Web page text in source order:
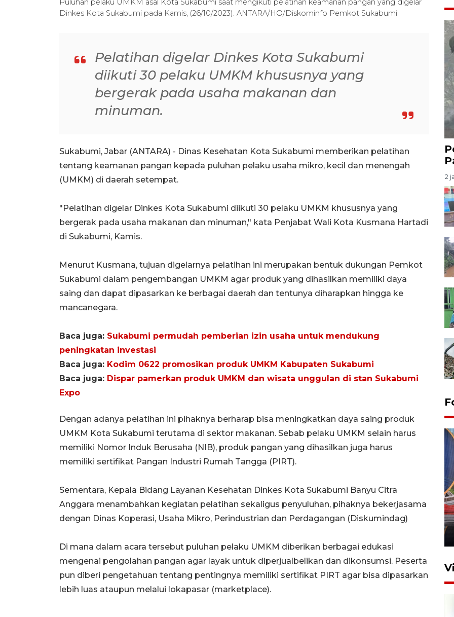
Puluhan pelaku UMKM asal Kota Sukabumi saat mengikuti pelatihan keamanan pangan yang digelar
Dinkes Kota Sukabumi pada Kamis, (26/10/2023). ANTARA/HO/Diskominfo Pemkot Sukabumi
Pelatihan digelar Dinkes Kota Sukabumi
diikuti 30 pelaku UMKM khususnya yang
bergerak pada usaha makanan dan
minuman.
Sukabumi, Jabar (ANTARA) - Dinas Kesehatan Kota Sukabumi memberikan pelatihan
tentang keamanan pangan kepada puluhan pelaku usaha mikro, kecil dan menengah
(UMKM) di daerah setempat.
"Pelatihan digelar Dinkes Kota Sukabumi diikuti 30 pelaku UMKM khususnya yang
bergerak pada usaha makanan dan minuman," kata Penjabat Wali Kota Kusmana Hartadi
di Sukabumi, Kamis.
Menurut Kusmana, tujuan digelarnya pelatihan ini merupakan bentuk dukungan Pemkot
Sukabumi dalam pengembangan UMKM agar produk yang dihasilkan memiliki daya
saing dan dapat dipasarkan ke berbagai daerah dan tentunya diharapkan hingga ke
mancanegara.
Baca juga: Sukabumi permudah pemberian izin usaha untuk mendukung
peningkatan investasi
Baca juga: Kodim 0622 promosikan produk UMKM Kabupaten Sukabumi
Baca juga: Dispar pamerkan produk UMKM dan wisata unggulan di stan Sukabumi
Expo
Dengan adanya pelatihan ini pihaknya berharap bisa meningkatkan daya saing produk
UMKM Kota Sukabumi terutama di sektor makanan. Sebab pelaku UMKM selain harus
memiliki Nomor Induk Berusaha (NIB), produk pangan yang dihasilkan juga harus
memiliki sertifikat Pangan Industri Rumah Tangga (PIRT).
Sementara, Kepala Bidang Layanan Kesehatan Dinkes Kota Sukabumi Banyu Citra
Anggara menambahkan kegiatan pelatihan sekaligus penyuluhan, pihaknya bekerjasama
dengan Dinas Koperasi, Usaha Mikro, Perindustrian dan Perdagangan (Diskumindag)
Di mana dalam acara tersebut puluhan pelaku UMKM diberikan berbagai edukasi
mengenai pengolahan pangan agar layak untuk diperjualbelikan dan dikonsumsi. Peserta
pun diberi pengetahuan tentang pentingnya memiliki sertifikat PIRT agar bisa dipasarkan
lebih luas ataupun melalui lokapasar (marketplace).
2
Komisi V DPR tinjau
perlintasan sebidang di
Stasiun Bogor